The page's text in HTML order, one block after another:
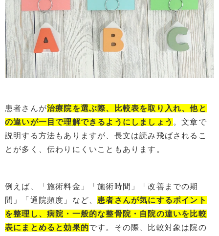
患者さんが治療院を選ぶ際、比較表を取り入れ、他と
の違いが一目で理解できるようにしましょう 。文章で
説明する方法もありますが、長文は読み飛ばされるこ
とが多く、伝わりにくいこともあります。
例えば、「施術料金」「施術時間」「改善までの期
間」「通院頻度」など、 患者さんが気にするポイント
を整理し、病院・一般的な整骨院・自院の違いを比較
表にまとめると効果的です。その際、比較対象は院の